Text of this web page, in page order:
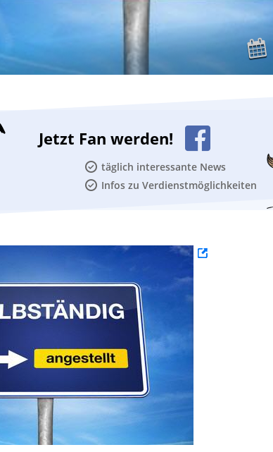
Jetzt Fan werden!
täglich interessante News
Infos zu Verdienstmöglichkeiten